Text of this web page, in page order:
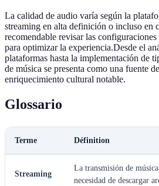
La calidad de audio varía según la
streaming en alta definición o incluso en
recomendable revisar las
para optimizar la experiencia.Desde el
plataformas hasta la implementación de
de música se presenta como una fuente
enriquecimiento cultural notable.
Glossario
Terme Définition
Streaming
La transmisión de
necesidad de descargar